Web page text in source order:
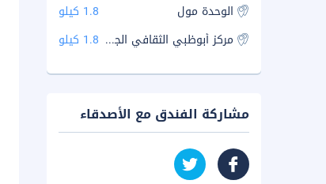
الوحدة مول
1.8 كيلو
مركز أبوظبي الثقافي الجديد 1.8 كيلو
مشاركة الفندق مع الأصدقاء